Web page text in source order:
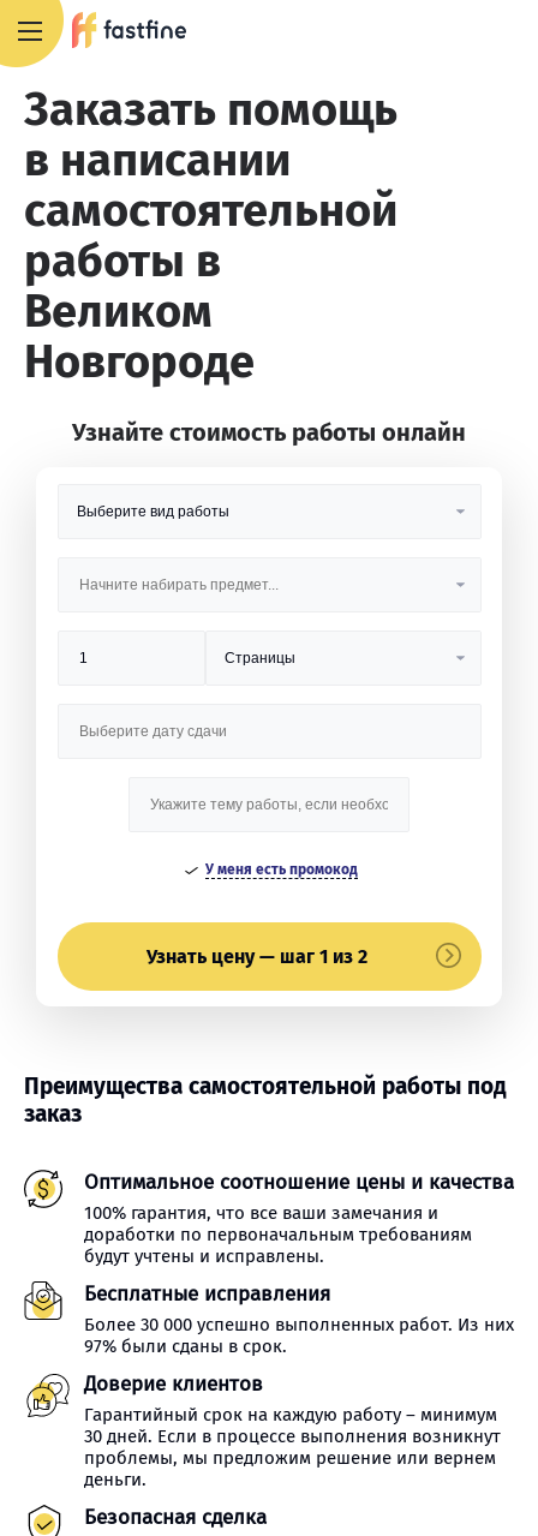
Заказать помощь
в написании
самостоятельной
работы в
Великом
Новгороде
Узнайте стоимость работы онлайн
У меня есть промокод
Узнать цену — шаг 1 из 2
Преимущества самостоятельной работы под
заказ
Оптимальное соотношение цены и качества
100% гарантия, что все ваши замечания и
доработки по первоначальным требованиям
будут учтены и исправлены.
Бесплатные исправления
Более 30 000 успешно выполненных работ. Из них
97% были сданы в срок.
Доверие клиентов
Гарантийный срок на каждую работу – минимум
30 дней. Если в процессе выполнения возникнут
проблемы, мы предложим решение или вернем
деньги.
Безопасная сделка